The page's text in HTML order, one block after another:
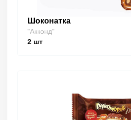
Шоконатка
"Акконд"
2 шт